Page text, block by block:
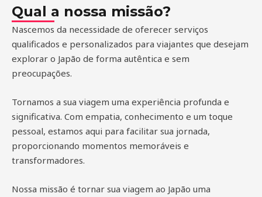
Qual a nossa missão?
Nascemos da necessidade de oferecer serviços
qualificados e personalizados para viajantes que desejam
explorar o Japão de forma autêntica e sem
preocupações.
Tornamos a sua viagem uma experiência profunda e
significativa. Com empatia, conhecimento e um toque
pessoal, estamos aqui para facilitar sua jornada,
proporcionando momentos memoráveis e
transformadores.
Nossa missão é tornar sua viagem ao Japão uma